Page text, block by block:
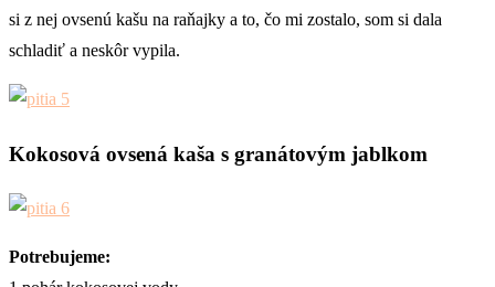
si z nej ovsenú kašu na raňajky a to, čo mi zostalo, som si dala
schladiť a neskôr vypila.
Kokosová ovsená kaša s granátovým jablkom
Potrebujeme: